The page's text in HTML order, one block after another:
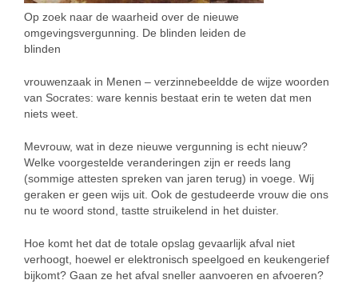
Op zoek naar de waarheid over de nieuwe
omgevingsvergunning. De blinden leiden de
blinden
vrouwenzaak in Menen – verzinnebeeldde de wijze woorden
van Socrates: ware kennis bestaat erin te weten dat men
niets weet.
Mevrouw, wat in deze nieuwe vergunning is echt nieuw?
Welke voorgestelde veranderingen zijn er reeds lang
(sommige attesten spreken van jaren terug) in voege. Wij
geraken er geen wijs uit. Ook de gestudeerde vrouw die ons
nu te woord stond, tastte struikelend in het duister.
Hoe komt het dat de totale opslag gevaarlijk afval niet
verhoogt, hoewel er elektronisch speelgoed en keukengerief
bijkomt? Gaan ze het afval sneller aanvoeren en afvoeren?